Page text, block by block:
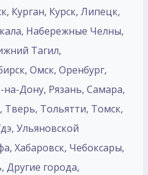
Курган, Курск, Липецк,
Набережные Челны,
Тагил,
Омск, Оренбург,
Дону, Рязань, Самара,
Тверь, Тольятти, Томск,
Ульяновской
Хабаровск, Чебоксары,
Другие города,